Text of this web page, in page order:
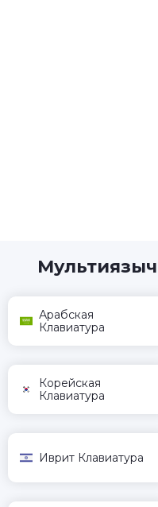
Арабская
Клавиатура
Корейская
Клавиатура
Иврит Клавиатура